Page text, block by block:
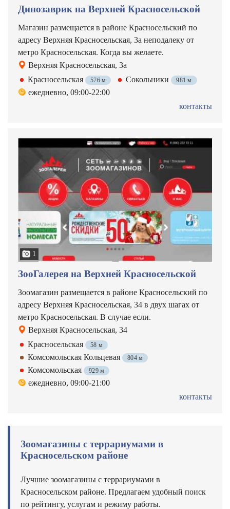
Зоомагазины с террариумами в
Красносельском районе
Лучшие зоомагазины с террариумами в
Красносельском районе. Предлагаем удобный поиск
по рейтингу, услугам и режиму работы.
Динозаврик на Верхней Красносельской
Магазин размещается в районе Красносельский по
адресу Верхняя Красносельская, 3а неподалеку от
метро Красносельская. Когда вы желаете.
Верхняя Красносельская, 3а
Красносельская
576 м Сокольники 981 м
ежедневно, 09:00-22:00
контакты
1
ЗооГалерея на Верхней Красносельской
Зоомагазин размещается в районе Красносельский по
адресу Верхняя Красносельская, 34 в двух шагах от
метро Красносельская. В случае если.
Верхняя Красносельская, 34
Красносельская
58 м
Комсомольская Кольцевая 804 м
Комсомольская 929 м
ежедневно, 09:00-21:00
контакты